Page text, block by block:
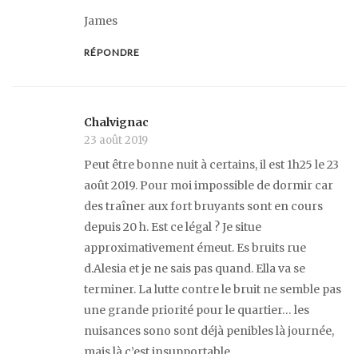
James
RÉPONDRE
Chalvignac
23 août 2019
Peut être bonne nuit à certains, il est 1h25 le 23
août 2019. Pour moi impossible de dormir car
des traîner aux fort bruyants sont en cours
depuis 20 h. Est ce légal ? Je situe
approximativement émeut. Es bruits rue
d.Alesia et je ne sais pas quand. Ella va se
terminer. La lutte contre le bruit ne semble pas
une grande priorité pour le quartier… les
nuisances sono sont déjà penibles là journée,